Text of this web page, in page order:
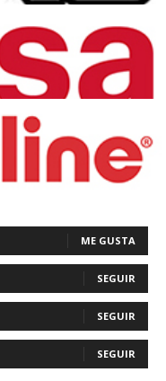
ME GUSTA
SEGUIR
SEGUIR
SEGUIR